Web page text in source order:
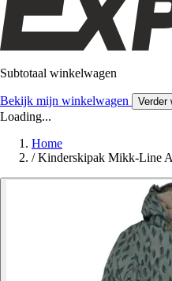
Subtotaal winkelwagen
Bekijk mijn winkelwagen Verder
Loading...
Home
/ Kinderskipak Mikk-Line